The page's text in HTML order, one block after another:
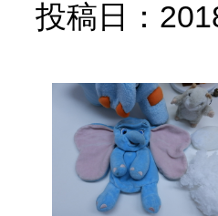
投稿日：